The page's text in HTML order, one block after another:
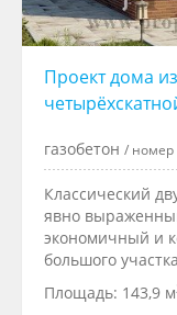
Проект дома
газобетон / номер
Классический
явно
экономичный и
большого
Площадь: 143,9 м